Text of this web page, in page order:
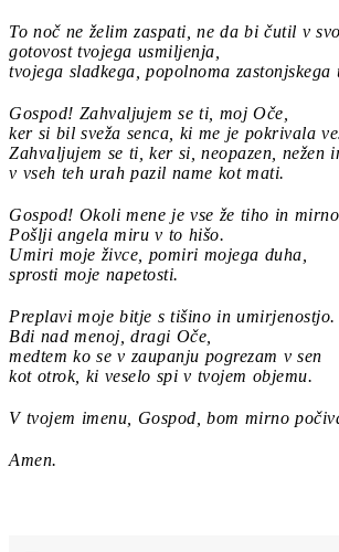
To noč ne želim zaspati, ne da bi čutil v
gotovost tvojega usmiljenja,
tvojega sladkega, popolnoma zastonjskega
Gospod! Zahvaljujem se ti, moj Oče,
ker si bil sveža senca, ki me je pokrivala
Zahvaljujem se ti, ker si, neopazen, nežen
v vseh teh urah pazil name kot mati.
Gospod! Okoli mene je vse že tiho in
Pošlji angela miru v to hišo.
Umiri moje živce, pomiri mojega duha,
sprosti moje napetosti.
Preplavi moje bitje s tišino in umirjenostjo.
Bdi nad menoj, dragi Oče,
medtem ko se v zaupanju pogrezam v sen
kot otrok, ki veselo spi v tvojem objemu.
V tvojem imenu, Gospod, bom mirno
Amen.